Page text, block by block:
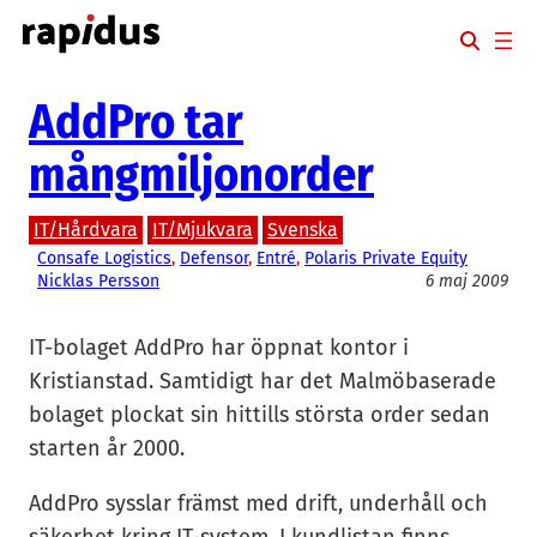
Hoppa
till
AddPro tar
mångmiljonorder
IT/Hårdvara IT/Mjukvara Svenska
Consafe Logistics, Defensor, Entré, Polaris Private Equity
Nicklas Persson
6 maj 2009
IT-bolaget AddPro har öppnat kontor i
Kristianstad. Samtidigt har det Malmöbaserade
bolaget plockat sin hittills största order sedan
starten år 2000.
AddPro sysslar främst med drift, underhåll och